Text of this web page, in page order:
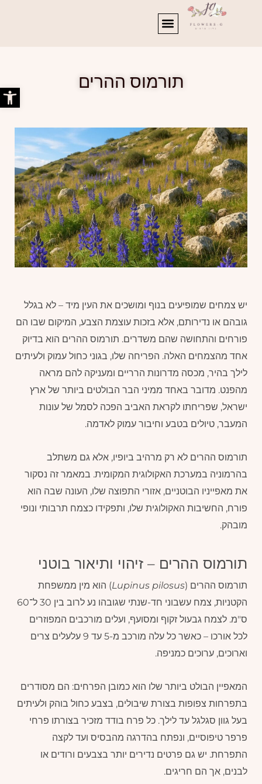
פתח תורמוס ההרים
יש צמחים שמופיעים בנוף ומושכים את העין מיד – לא בגלל
גובהם או נדירותם, אלא בזכות עוצמת הצבע, המיקום שבו הם
פורחים והתחושה שהם משדרים. תורמוס ההרים הוא בדיוק
אחד מהצמחים האלה. הפריחה שלו, בגוני כחול עמוק ולעיתים
לילך בהיר, מכסה מדרונות הרריים ומעניקה להם מראה
מהפנט. מדובר באחד ממיני הבר הבולטים ביותר של ארץ
ישראל, שפריחתו לקראת האביב הפכה לסמל של עונות
המעבר, טיולים בטבע וחיבור עמוק לאדמה.
תורמוס ההרים לא רק מרהיב ביופיו, אלא גם משתלב
בהרמוניה במערכת האקולוגית המקומית. במאמר זה נסקור
את מאפייניו הבוטניים, אזורי התפוצה שלו, העונה שבה הוא
פורח, החשיבות האקולוגית שלו, ותפקידו כצמח תרבותי ונופי
מובהק.
תורמוס ההרים – זיהוי ותיאור בוטני
תורמוס ההרים (Lupinus pilosus) הוא מין ממשפחת
הקטניות, צמח עשבוני חד-שנתי שגובהו נע לרוב בין 30 ל־60
ס"מ. לצמח גבעול זקוף ומסועף, ועלים מורכבים המפוזרים
לכל אורכו – כאשר כל עלה מורכב מ-5 עד 9 עלעלים צרים
וארוכים, ערוכים כמניפה.
המאפיין הבולט ביותר שלו הוא כמובן הפרחים: הם מסודרים
בתפרחות צפופות בצורת שיבולים, בצבע כחול בוהק ולעיתים
בעל גוון סגלגל עד לילך. כל פרח בודד מזכיר בצורתו פרחי
פרפר טיפוסיים, ונפתח בהדרגה מהבסיס ועד לקצה
התפרחת. יש גם פרטים נדירים יותר בצבעים ורודים או
לבנים, אך הם חריגים.